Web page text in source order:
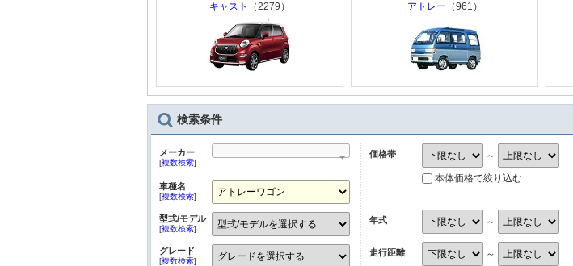
キャスト （2279） アトレー （961）
検索条件
メーカー
[複数検索]
車種名
[複数検索]
型式/モデル
[複数検索]
グレード
[複数検索]
価格帯 ～
本体価格で絞り込む
年式 ～
走行距離 ～